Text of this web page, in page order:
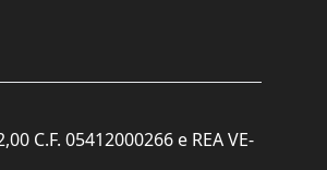
C.F. 05412000266 e REA VE-